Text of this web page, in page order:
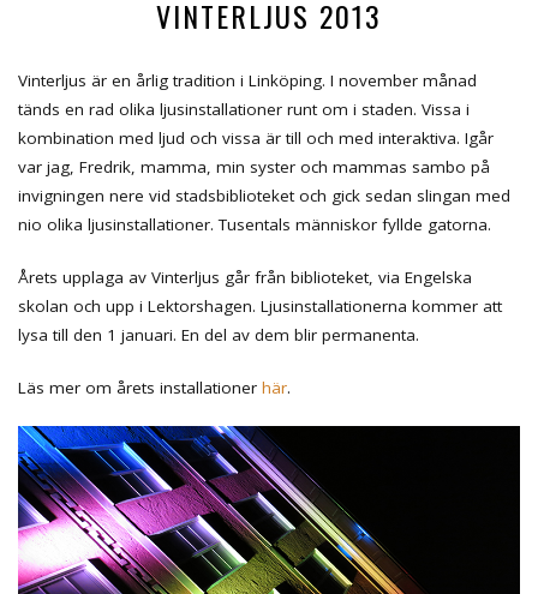
VINTERLJUS 2013
Vinterljus är en årlig tradition i Linköping. I november månad
tänds en rad olika ljusinstallationer runt om i staden. Vissa i
kombination med ljud och vissa är till och med interaktiva. Igår
var jag, Fredrik, mamma, min syster och mammas sambo på
invigningen nere vid stadsbiblioteket och gick sedan slingan med
nio olika ljusinstallationer. Tusentals människor fyllde gatorna.
Årets upplaga av Vinterljus går från biblioteket, via Engelska
skolan och upp i Lektorshagen. Ljusinstallationerna kommer att
lysa till den 1 januari. En del av dem blir permanenta.
Läs mer om årets installationer här.